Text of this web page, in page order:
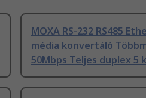
MOXA RS-232 RS485
média konvertáló
50Mbps Teljes duplex 5